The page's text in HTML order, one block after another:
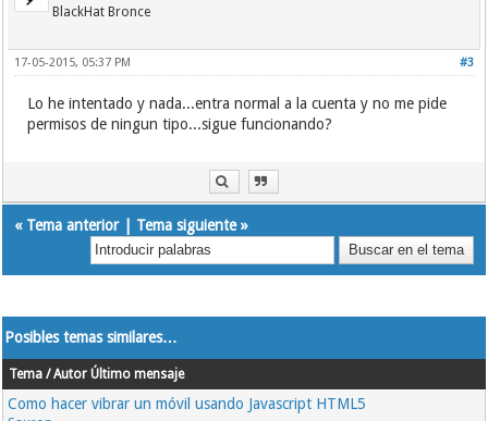
BlackHat Bronce
#3
17-05-2015, 05:37 PM
Lo he intentado y nada...entra normal a la cuenta y no me pide
permisos de ningun tipo...sigue funcionando?
« Tema anterior| Tema siguiente»
Posibles temas similares…
Tema / Autor Último mensaje
Como hacer vibrar un móvil usando Javascript HTML5